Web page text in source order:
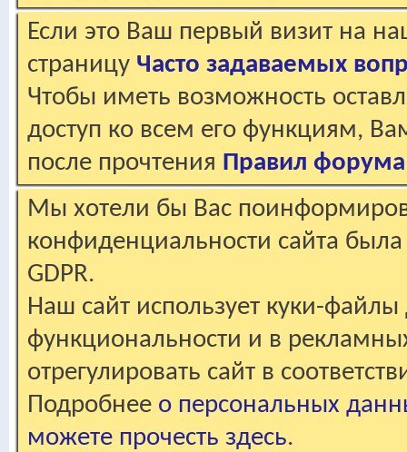
Если это Ваш первый визит на
страницу Часто задаваемых
Чтобы иметь возможность
доступ ко всем его функциям,
после прочтения Правил форума
Мы хотели бы Вас
конфиденциальности сайта
GDPR.
Наш сайт использует куки-файлы
функциональности и в
отрегулировать сайт в
Подробнее о персональных
можете прочесть здесь.